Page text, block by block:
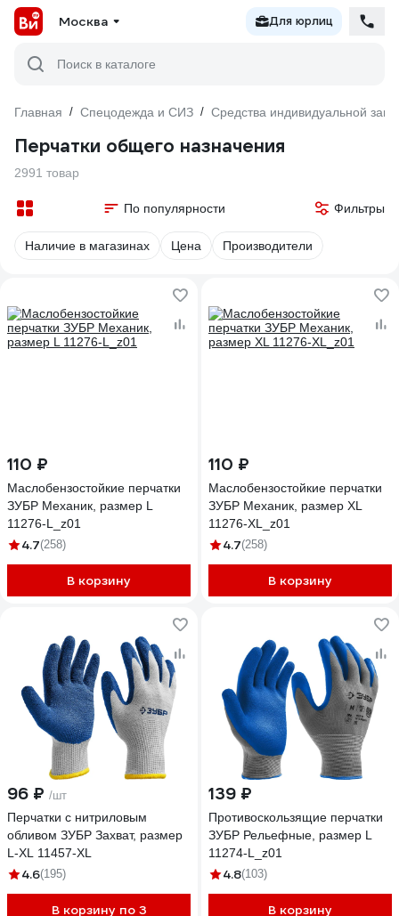
Москва Для юрлиц
Поиск в каталоге
Главная / Спецодежда и СИЗ / Средства индивидуальной
Перчатки общего назначения
2991 товар
По популярности Фильтры
Наличие в магазинах Цена Производители
110 ₽
Маслобензостойкие перчатки
ЗУБР Механик, размер L
11276-L_z01
4.7(258)
В корзину
110 ₽
Маслобензостойкие перчатки
ЗУБР Механик, размер XL
11276-XL_z01
4.7(258)
В корзину
96 ₽ /шт
Перчатки с нитриловым
обливом ЗУБР Захват, размер
L-XL 11457-XL
4.6(195)
В корзину по 3
139 ₽
Противоскользящие перчатки
ЗУБР Рельефные, размер L
11274-L_z01
4.8(103)
В корзину